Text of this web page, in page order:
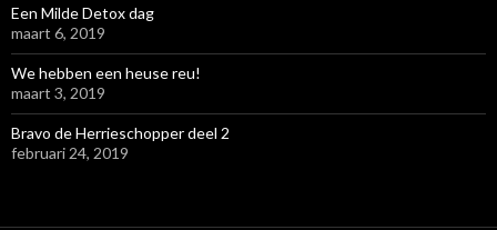
Een Milde Detox dag
maart 6, 2019
We hebben een heuse reu!
maart 3, 2019
Bravo de Herrieschopper deel 2
februari 24, 2019